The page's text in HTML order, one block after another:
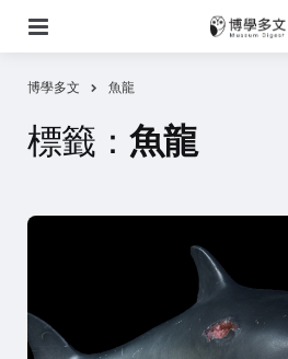
博學多文 魚龍
標籤： 魚龍